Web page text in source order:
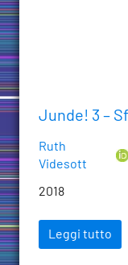
Junde! 3 –
Ruth
Videsott
2018
Leggi tutto